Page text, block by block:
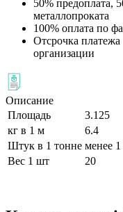
50% предоплата,
металлопроката
100% оплата по
Отсрочка
организации
Описание
Площадь
3.125
кг в 1 м
6.4
Штук в 1 тонне менее
Вес 1 шт
20